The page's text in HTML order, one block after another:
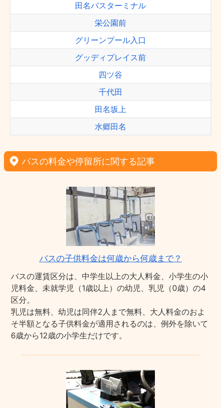
田名バスターミナル
栄公園前
グリーンプール入口
グッディプレイス前
四ツ谷
千代田
田名坂上
水郷田名
バスの料金や停留所に関する記事
バスの子供料金は何歳から何歳まで？
バスの運賃区分は、中学生以上の大人料金、小学生の小
児料金、未就学児（1歳以上）の幼児、乳児（0歳）の4
区分。
乳児は無料、幼児は同伴2人まで無料、大人料金のおよ
そ半額となる子供料金が適用されるのは、例外を除いて
6歳から12歳の小学生だけです。